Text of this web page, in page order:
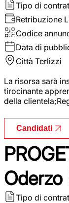
Tipo di
Retribuzione
Codice
Data di
Città Terlizzi
La risorsa sarà
tirocinante
della
Candidati
Oderzo
Tipo di